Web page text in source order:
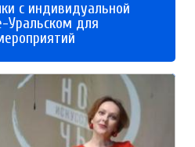
с индивидуальной
Уральском для